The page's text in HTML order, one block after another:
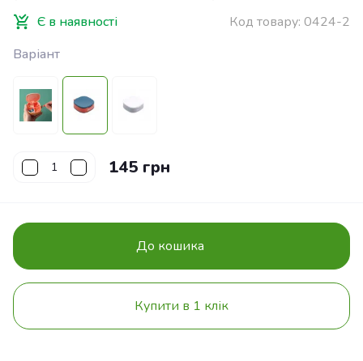
Є в наявності Код товару: 0424-2
Варіант
145 грн
До кошика
Купити в 1 клік